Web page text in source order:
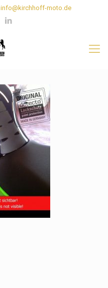
info@kirchhoff-moto.de